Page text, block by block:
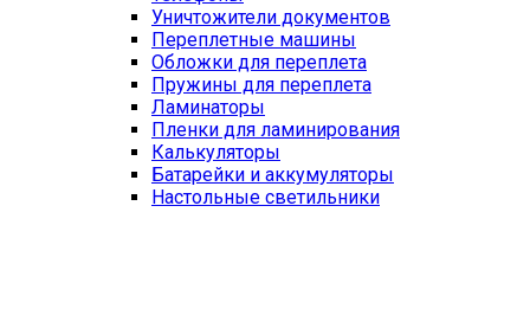
Уничтожители документов
Переплетные машины
Обложки для переплета
Пружины для переплета
Ламинаторы
Пленки для ламинирования
Калькуляторы
Батарейки и аккумуляторы
Настольные светильники